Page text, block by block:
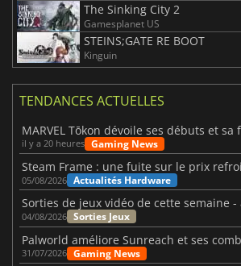
The Sinking City 2
Gamesplanet US
STEINS;GATE RE BOOT
Kinguin
TENDANCES ACTUELLES
il y a 20 heures Gaming News
05/08/2026 Actualités Hardware
04/08/2026 Sorties Jeux
Palworld améliore Sunreach et ses
31/07/2026 Gaming News